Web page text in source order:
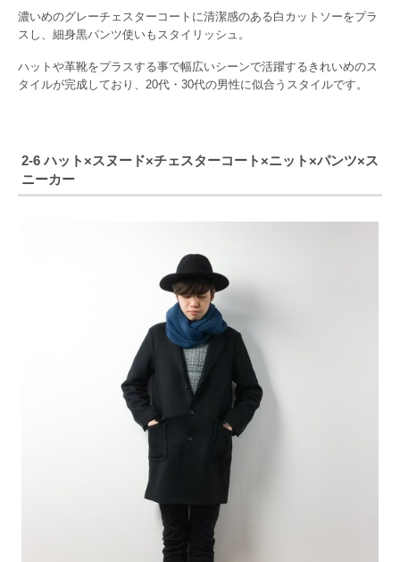
濃いめのグレーチェスターコートに清潔感のある白カットソーをプラ
スし、細身黒パンツ使いもスタイリッシュ。
ハットや革靴をプラスする事で幅広いシーンで活躍するきれいめのス
タイルが完成しており、20代・30代の男性に似合うスタイルです。
2-6 ハット×スヌード×チェスターコート×ニット×パンツ×ス
ニーカー